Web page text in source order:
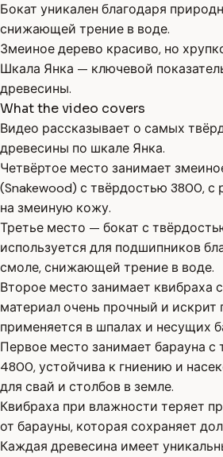
Бокат уникален благодаря
снижающей трение в воде.
Змеиное дерево красиво, но
Шкала Янка — ключевой
древесины.
What the video covers
Видео рассказывает о самых
древесины по шкале Янка.
Четвёртое место занимает
(Snakewood) с твёрдостью 3800,
на змеиную кожу.
Третье место — бокат с
используется для подшипников
смоле, снижающей трение в воде.
Второе место занимает квибраха
материал очень прочный и искрит
применяется в шпалах и несущих
Первое место занимает барауна с
4800, устойчива к гниению и
для свай и столбов в земле.
Квибраха при влажности теряет
от барауны, которая сохраняет
Каждая древесина имеет